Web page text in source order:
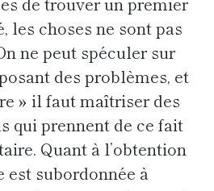
les choses ne sont pas
ne peut spéculer sur
des problèmes, et
» il faut maîtriser des
qui prennent de ce fait
Quant à l’obtention
est subordonnée à